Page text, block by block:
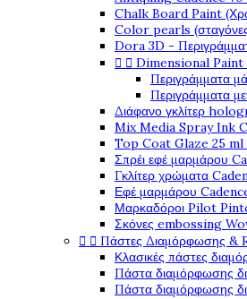
Chalk Board Paint
Color pearls
Dora 3D -
  Dimensional Paint
Περιγράμματα
Περιγράμματα
Διάφανο γκλίτερ
Mix Media Spray Ink
Top Coat Glaze 25 ml
Σπρέι εφέ μαρμάρου
Γκλίτερ χρώματα
Εφέ μαρμάρου
Μαρκαδόροι Pilot
Σκόνες embossing
  Πάστες Διαμόρφωσης &
Κλασικές πάστες
Πάστα διαμόρφωσης
Πάστα διαμόρφωσης